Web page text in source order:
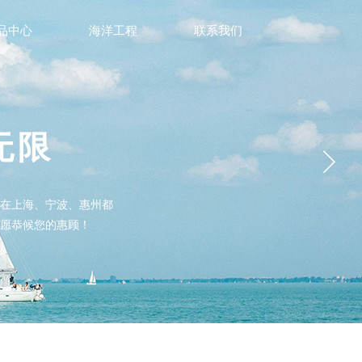
中心 海洋工程 联系我们
限
上海、宁波、惠州都
恭候您的惠顾！